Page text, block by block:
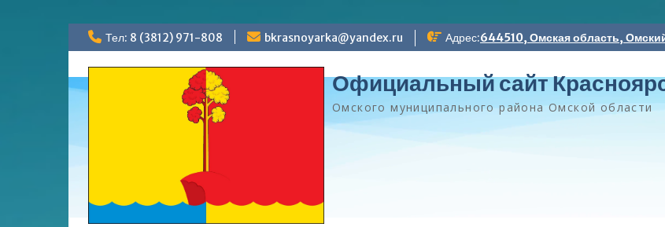
Перейти
к
содержимому
Тел: 8 (3812) 971-808 bkrasnoyarka@yandex.ru Адрес:644510, Омская область,
Официальный сайт
Омского муниципального района Омской области